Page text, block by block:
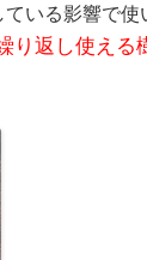
いる影響で
繰り返し使える